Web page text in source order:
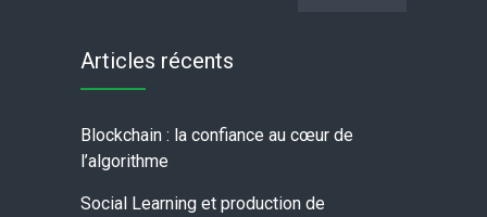
Articles récents
Blockchain : la confiance au cœur de
l’algorithme
Social Learning et production de